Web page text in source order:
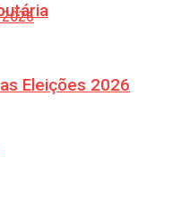
Eleições 2026